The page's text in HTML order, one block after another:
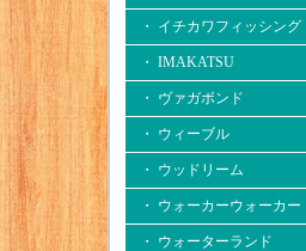
・ イチカワフィッシング
・ IMAKATSU
・ ヴァガボンド
・ ウィーブル
・ ウッドリーム
・ ウォーカーウォーカー
・ ウォーターランド